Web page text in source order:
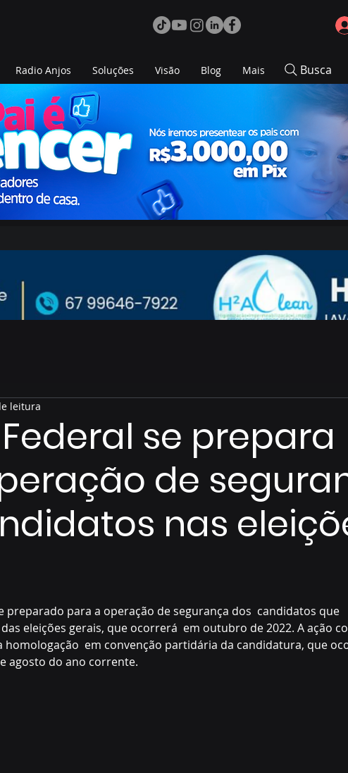
Radio Anjos Soluções Visão Blog Mais Busca
se prepara
de
nas
leitura
5 estrelas.
preparado para a operação de segurança dos  candidatos que
eleições gerais, que ocorrerá  em outubro de 2022. A ação
homologação  em convenção partidária da candidatura, que
agosto do ano corrente.